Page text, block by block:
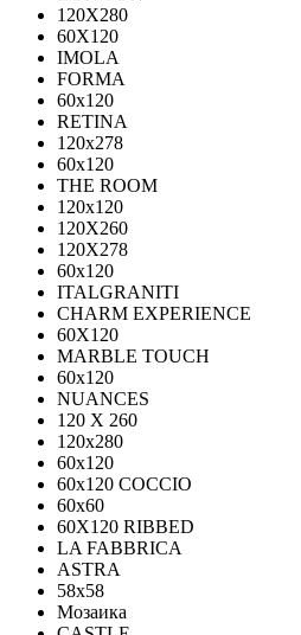
120X280
60X120
IMOLA
FORMA
60x120
RETINA
120x278
60x120
THE ROOM
120x120
120X260
120X278
60x120
ITALGRANITI
CHARM EXPERIENCE
60X120
MARBLE TOUCH
60х120
NUANCES
120 X 260
120x280
60x120
60x120 COCCIO
60x60
60Х120 RIBBED
LA FABBRICA
ASTRA
58x58
Мозаика